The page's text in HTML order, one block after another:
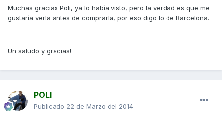
Muchas gracias Poli, ya lo había visto, pero la verdad es que me
gustaría verla antes de comprarla, por eso digo lo de Barcelona.
Un saludo y gracias!
POLI
Publicado 22 de Marzo del 2014